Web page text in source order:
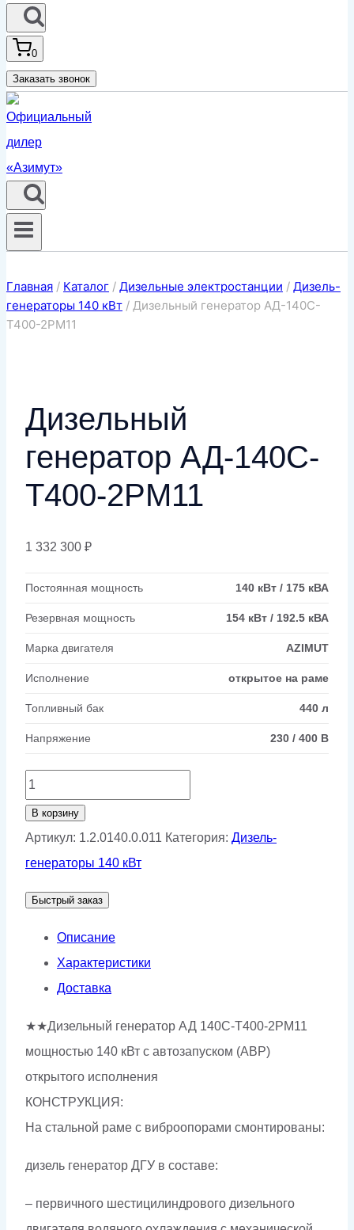
0
Заказать звонок
Главная / Каталог / Дизельные электростанции / Дизель-
генераторы 140 кВт / Дизельный генератор АД-140С-
Т400-2РМ11
Дизельный
генератор АД-140С-
Т400-2РМ11
1 332 300 ₽
Постоянная мощность 140 кВт / 175 кВА
Резервная мощность 154 кВт / 192.5 кВА
Марка двигателя AZIMUT
Исполнение открытое на раме
Топливный бак 440 л
Напряжение 230 / 400 В
Количество
товара
Дизельный
генератор
Т400-
2РМ11
В корзину
Артикул: 1.2.0140.0.011 Категория: Дизель-
генераторы 140 кВт
Быстрый заказ
Описание
Характеристики
Доставка
★★Дизельный генератор АД 140С-Т400-2РМ11
мощностью 140 кВт с автозапуском (АВР)
открытого исполнения
КОНСТРУКЦИЯ:
На стальной раме с виброопорами смонтированы:
дизель генератор ДГУ в составе:
– первичного шестицилиндрового дизельного